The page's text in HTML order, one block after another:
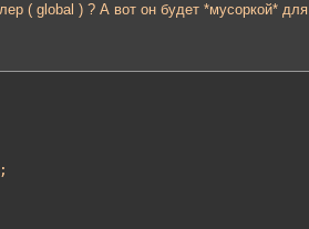
( global ) ? А вот он будет *мусоркой*